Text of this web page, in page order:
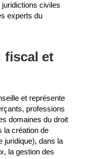
civiles
experts du
fiscal et
et représente
professions
domaines du droit
la création de
juridique), dans la
la gestion des